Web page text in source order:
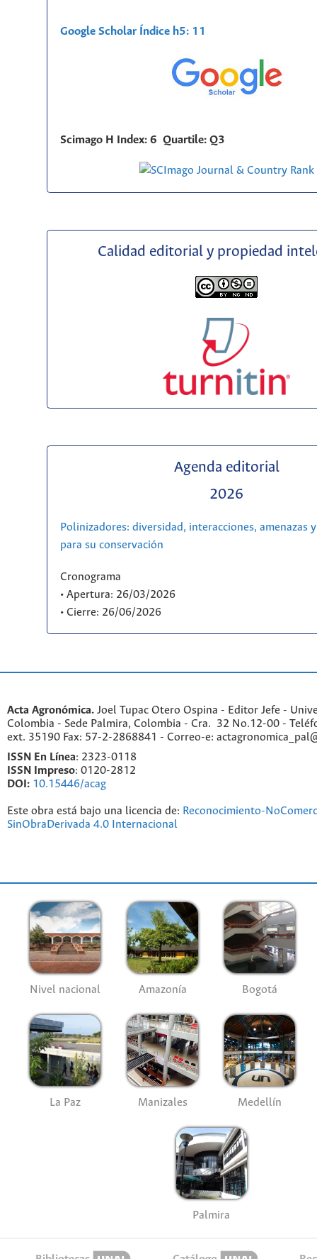
Google Scholar Índice h5: 11
Scimago H Index: 6 Quartile: Q3
Calidad editorial y propiedad
Agenda editorial
2026
Polinizadores: diversidad, interacciones, amenazas
para su conservación
Cronograma
• Apertura: 26/03/2026
• Cierre: 26/06/2026
Acta Agronómica. Joel Tupac Otero Ospina - Editor Jefe -
Colombia - Sede Palmira, Colombia - Cra. 32 No.12-00 -
ext. 35190 Fax: 57-2-2868841 - Correo-e:
ISSN En Línea: 2323-0118
ISSN Impreso: 0120-2812
DOI: 10.15446/acag
Este obra está bajo una licencia de: Reconocimiento-
SinObraDerivada 4.0 Internacional
Nivel nacional Amazonía Bogotá
La Paz Manizales Medellín
Palmira